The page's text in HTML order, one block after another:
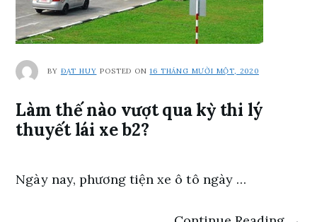
BY ĐẠT HUY POSTED ON16 THÁNG MƯỜI MỘT, 2020
Làm thế nào vượt qua kỳ thi lý
thuyết lái xe b2?
Ngày nay, phương tiện xe ô tô ngày …